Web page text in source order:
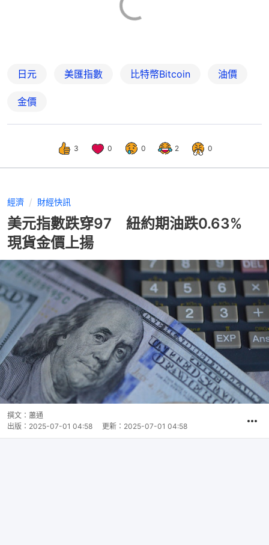
日元 美匯指數 比特幣Bitcoin 油價
金價
3 0 0 2 0
經濟 財經快訊
美元指數跌穿97 紐約期油跌0.63%
現貨金價上揚
撰文： 蕭通
出版： 2025-07-01 04:58 更新： 2025-07-01 04:58